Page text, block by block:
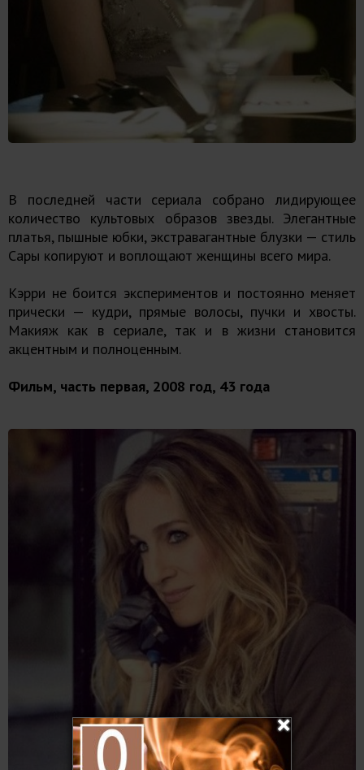
В последней части сериала собрано лидирующее
количество культовых образов звезды. Элегантные
платья, пышные юбки, экстравагантные блузки — стиль
Сары копируют и воплощают женщины всего мира.
Кэрри не боится экспериментов и постоянно меняет
прически — кудри, прямые волосы, пучки и хвосты.
Макияж как в сериале, так и в жизни становится
акцентным и полноценным.
Фильм, часть первая, 2008 год, 43 года